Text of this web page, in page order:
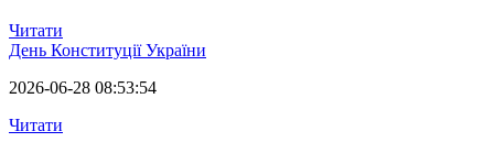
Читати
День Конституції України
2026-06-28 08:53:54
Читати